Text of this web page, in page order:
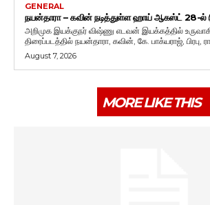
GENERAL
நயன்தாரா – கவின் நடித்துள்ள ஹாய் ஆகஸ்ட் 28-ல்
அறிமுக இயக்குநர் விஷ்ணு எடவன் இயக்கத்தில்
திரைப்படத்தில் நயன்தாரா, கவின், கே. பாக்யராஜ், பிரபு,
August 7, 2026
MORE LIKE THIS